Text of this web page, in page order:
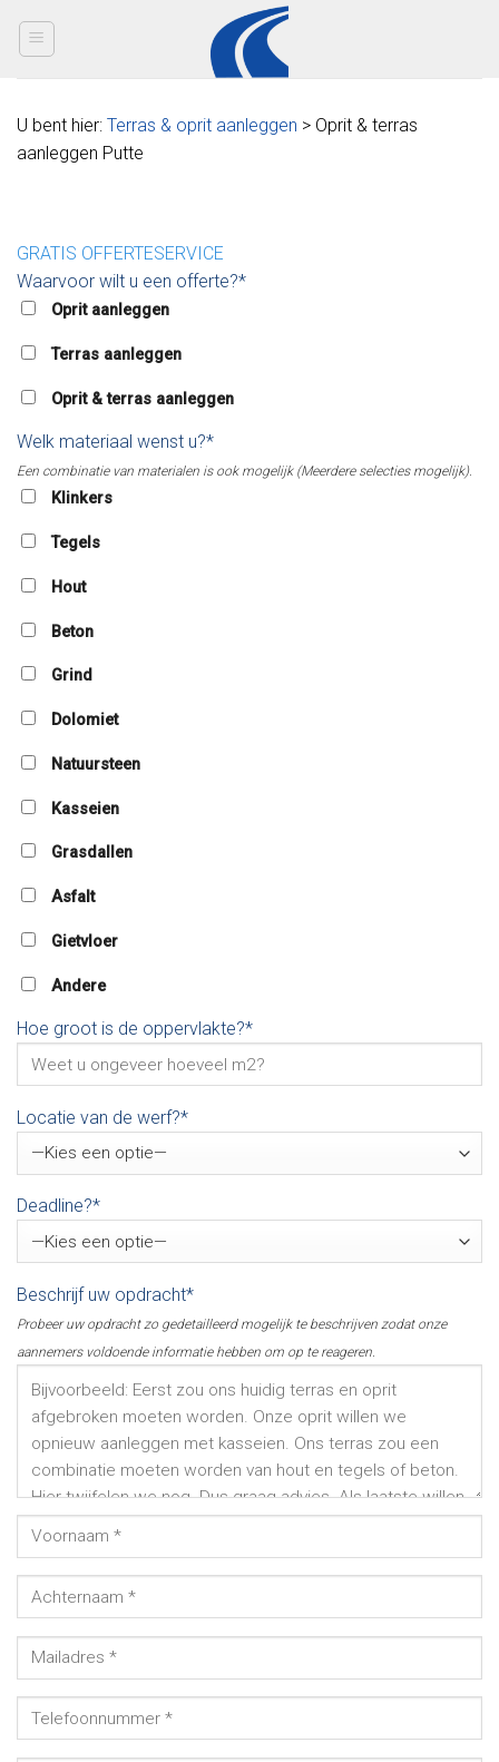
U bent hier: Terras & oprit aanleggen > Oprit & terras
aanleggen Putte
GRATIS OFFERTESERVICE
Waarvoor wilt u een offerte?*
Oprit aanleggen
Terras aanleggen
Oprit & terras aanleggen
Welk materiaal wenst u?*
Een combinatie van materialen is ook mogelijk (Meerdere selecties mogelijk).
Klinkers
Tegels
Hout
Beton
Grind
Dolomiet
Natuursteen
Kasseien
Grasdallen
Asfalt
Gietvloer
Andere
Hoe groot is de oppervlakte?*
Locatie van de werf?*
Deadline?*
Beschrijf uw opdracht*
Probeer uw opdracht zo gedetailleerd mogelijk te beschrijven zodat onze
aannemers voldoende informatie hebben om op te reageren.